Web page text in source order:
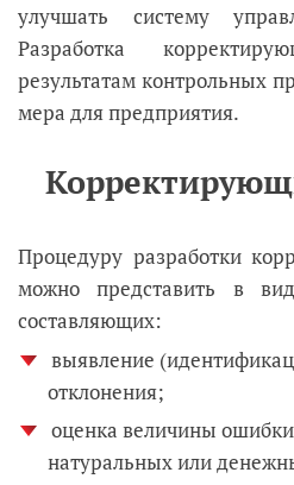
улучшать систему
Разработка
результатам контрольных
мера для предприятия.
Процедуру разработки
можно представить в
составляющих:
выявление
отклонения;
оценка величины
натуральных или